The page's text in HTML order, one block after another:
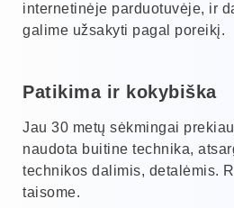
internetinėje parduotuvėje, ir
galime užsakyti pagal poreikį.
Patikima ir kokybiška
Jau 30 metų sėkmingai
naudota buitine technika,
technikos dalimis, detalėmis.
taisome.